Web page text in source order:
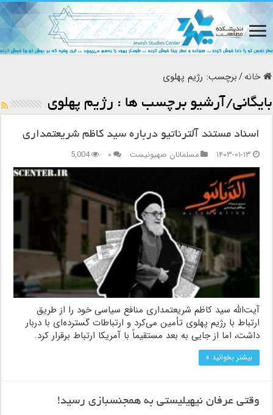
خانه/برچسب: رژیم پهلوی
بایگانی/آرشیو برچسب ها : رژیم پهلوی
اسناد مستند آلترناتیو درباره سید کاظم شریعتمداری
۱۴۰۳-۰۱-۱۳
مسلمانان صهیونیست ۰ 5,004
آیت‌الله سید کاظم شریعتمداری منافع سیاسی خود را از طریق
ارتباط با رژیم پهلوی تأمین می‌کرد و ارتباطات گسترده‌ای با دربار
داشت، اما از جایی به بعد مستقیماً با آمریکا ارتباط برقرار کرد.
بیشتر بخوانید »
وقتی عرفان نیهیلیستی به همجنسبازی رسید!